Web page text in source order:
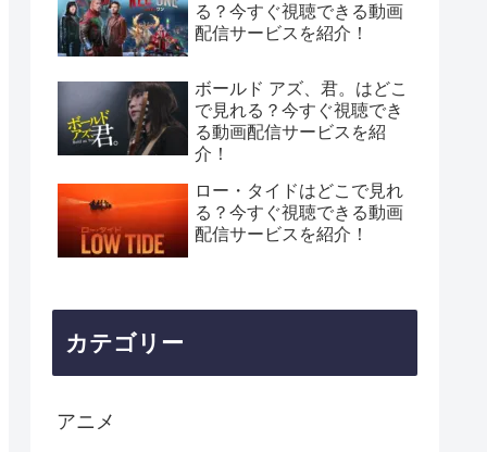
る？今すぐ視聴できる動画
配信サービスを紹介！
ボールド アズ、君。はどこ
で見れる？今すぐ視聴でき
る動画配信サービスを紹
介！
ロー・タイドはどこで見れ
る？今すぐ視聴できる動画
配信サービスを紹介！
カテゴリー
アニメ